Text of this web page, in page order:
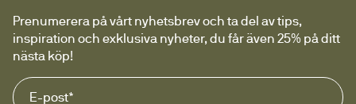
nivå. En modern klassiker för det medvetna hemmet.
Design: Pascal Charmolu för Sagaform.
Prenumerera på vårt nyhetsbrev och ta del av tips,
inspiration och exklusiva nyheter, du får även 25% på ditt
nästa köp!